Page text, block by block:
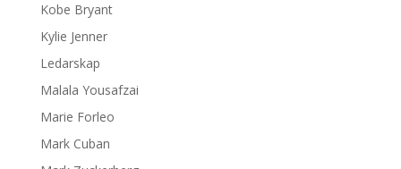
Kobe Bryant
Kylie Jenner
Ledarskap
Malala Yousafzai
Marie Forleo
Mark Cuban